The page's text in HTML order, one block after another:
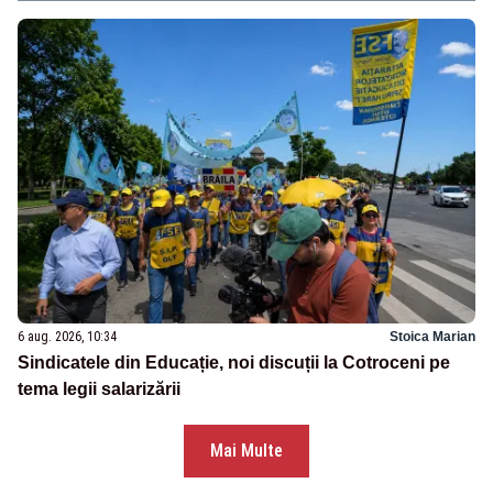
6 aug. 2026, 10:34 Stoica Marian
Sindicatele din Educație, noi discuții la Cotroceni pe
tema legii salarizării
Mai Multe